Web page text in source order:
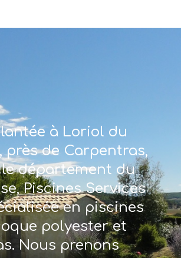
à Loriol du
près de Carpentras,
département du
Piscines Services
en piscines
polyester et
Nous prenons